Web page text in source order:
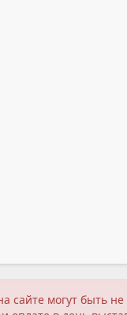
могут быть